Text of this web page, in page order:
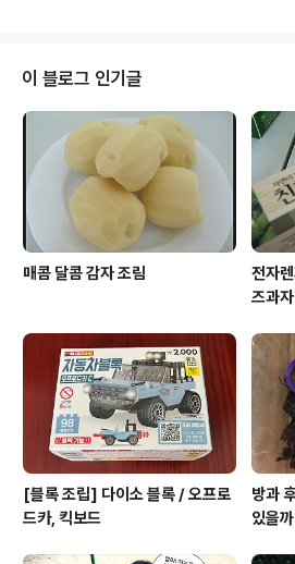
에서 종점인 금산사까지 가보기로 했다. 버스 모양이
하니 도담이도 더욱 관심을 보이며 빨리 타고 싶어했
른 지역에서 온 듯 보이는 아가씨들도 명품버스를
로 사진을 찍었다. 버스 출발 시간이 되자 멋진 유니
으신 기사님이 오셨다. 기사님 사진을 못찍은 게 좀
버스 내부도 특이했다. 옛날..
이 블로그 인기글
매콤 달콤 감자 조림
전자
즈과자
[블록 조립] 다이소 블록 / 오프로
드카, 킥보드
방과
있을